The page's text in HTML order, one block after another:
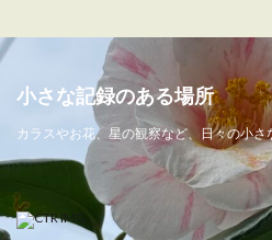
小さな記録のある場所
カラスやお花、星の観察など、日々の小